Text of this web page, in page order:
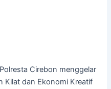
Cirebon menggelar
Kilat dan Ekonomi Kreatif